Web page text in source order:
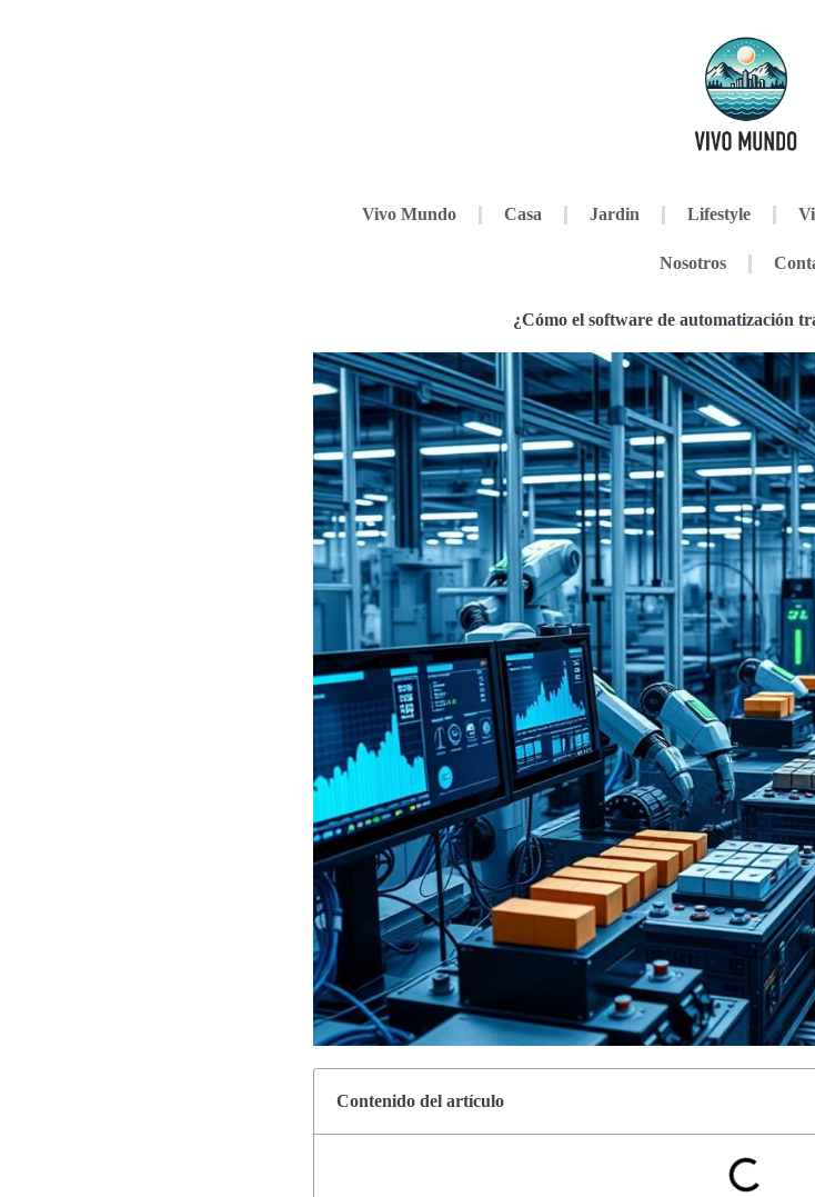
Vivo Mundo Casa Jardin Lifestyle
Nosotros
¿Cómo el software de automatización
Contenido del artículo